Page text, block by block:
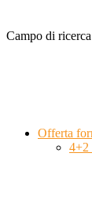
Campo di
Offerta
4+2